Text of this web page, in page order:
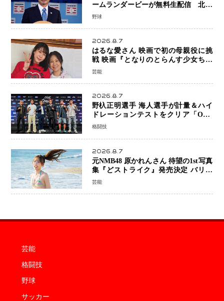
ームランダービーが無料生配信 北米
ならではの“魅せる興行”に世界が注目
野球
2026.8.7
はるな愛さん 映画で初の母親役に挑
戦 映画『となりのとらんす少女ちゃ
ん』11月7日公開 未来の自分との対話
芸能
2026.8.7
野杁正明選手 海人選手が計量＆ハイ
ドレーションテストをクリア「ONE
SAMURAI 2」決戦へ万全の準備整う
格闘技
2026.8.7
元NMB48 原かれんさん 待望の1st写真
集『どストライク』発売決定 バリで
魅せる25歳の新境地
芸能
芸能
格闘技
野球
サッカー